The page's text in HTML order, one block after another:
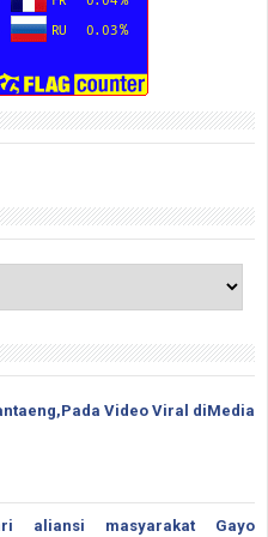
Video Viral diMedia
aliansi masyarakat Gayo